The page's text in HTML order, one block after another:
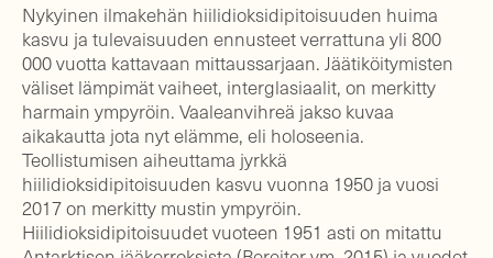
Nykyinen ilmakehän hiilidioksidipitoisuuden huima
kasvu ja tulevaisuuden ennusteet verrattuna yli 800
000 vuotta kattavaan mittaussarjaan. Jäätiköitymisten
väliset lämpimät vaiheet, interglasiaalit, on merkitty
harmain ympyröin. Vaaleanvihreä jakso kuvaa
aikakautta jota nyt elämme, eli holoseenia.
Teollistumisen aiheuttama jyrkkä
hiilidioksidipitoisuuden kasvu vuonna 1950 ja vuosi
2017 on merkitty mustin ympyröin.
Hiilidioksidipitoisuudet vuoteen 1951 asti on mitattu